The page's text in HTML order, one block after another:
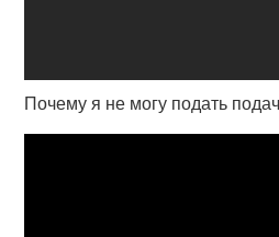
Почему я не могу подать